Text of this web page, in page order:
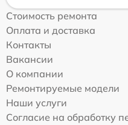
Стоимость ремонта
Оплата и доставка
Контакты
Вакансии
О компании
Ремонтируемые модели
Наши услуги
Согласие на обработку